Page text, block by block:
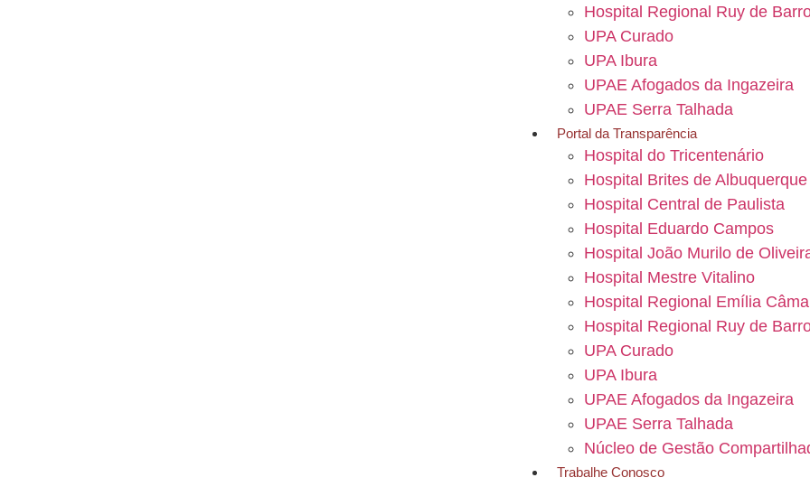
Hospital Regional Ruy de
UPA Curado
UPA Ibura
UPAE Afogados da Ingazeira
UPAE Serra Talhada
Portal da Transparência
Hospital do Tricentenário
Hospital Brites de Albuquerque
Hospital Central de Paulista
Hospital Eduardo Campos
Hospital João Murilo de
Hospital Mestre Vitalino
Hospital Regional Emília
Hospital Regional Ruy de
UPA Curado
UPA Ibura
UPAE Afogados da Ingazeira
UPAE Serra Talhada
Núcleo de Gestão
Trabalhe Conosco